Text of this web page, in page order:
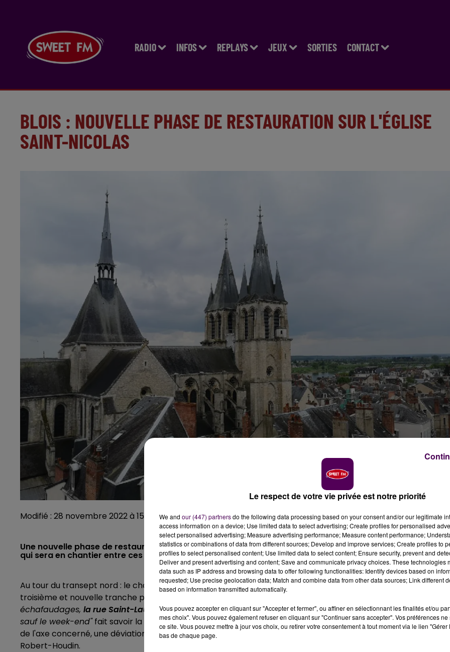
RADIO INFOS REPLAYS JEUX SORTIES CONTACT
BLOIS : NOUVELLE PHASE DE RESTAURATION SUR L'ÉGLISE
SAINT-NICOLAS
Modifié : 28 novembre 2022 à 15h47 par Emilien Borderie / crédit photo : Nicolas Terrien
Une nouvelle phase de restauration s'annonce pour l'église Saint-Nicolas à Blois : c'est le transept nord
qui sera en chantier entre ces 1er et 23 décembre.
Au tour du transept nord : le chantier de restauration de l'église Saint-Nicolas, à Blois, se poursuit avec une
troisième et nouvelle tranche programmée du 1er au 23 décembre.
échafaudages, la rue Saint-Laumer sera provisoirement barrée sur cette période, chaque jour de 9h à
sauf le week-end"fait savoir la municipalité. Une signalisation sera installée sur place à l'attention des
de l'axe concerné, une déviation sera possible par la rue des Trois-Marchands, le quai Abbé-Grégoire et la
Robert-Houdin.
Le respect de votre vie privée est notre priorité
We and our (447) partnersdo the following data processing based on your consent and/or our legitimate
access information on a device; Use limited data to select advertising; Create profiles for personalised
select personalised advertising; Measure advertising performance; Measure content performance;
statistics or combinations of data from different sources; Develop and improve services; Create profiles to
profiles to select personalised content; Use limited data to select content; Ensure security, prevent and
Deliver and present advertising and content; Save and communicate privacy choices. These technologies
data such as IP address and browsing data to offer following functionalities: Identify devices based on
requested; Use precise geolocation data; Match and combine data from other data sources; Link different
based on information transmitted automatically.
Vous pouvez accepter en cliquant sur "Accepter et fermer", ou affiner en sélectionnant les finalités et/ou
mes choix". Vous pouvez également refuser en cliquant sur "Continuer sans accepter". Vos préférences
ce site. Vous pouvez mettre à jour vos choix, ou retirer votre consentement à tout moment via le lien
bas de chaque page.